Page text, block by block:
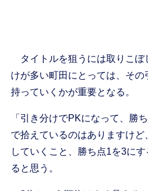
タイトルを狙うには取りこぼ
けが多い町田にとっては、そ
持っていくかが重要となる。
「引き分けでPKになって、勝
で拾えているのはありますけ
していくこと、勝ち点1を3に
ると思う。